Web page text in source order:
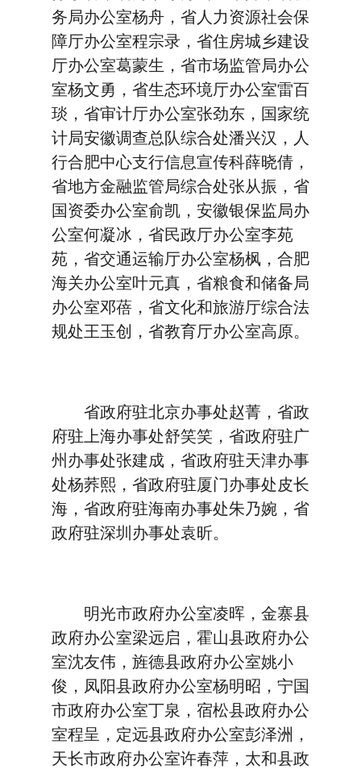
务局办公室杨舟，省人力资源社会保
障厅办公室程宗录，省住房城乡建设
厅办公室葛蒙生，省市场监管局办公
室杨文勇，省生态环境厅办公室雷百
琰，省审计厅办公室张劲东，国家统
计局安徽调查总队综合处潘兴汉，人
行合肥中心支行信息宣传科薛晓倩，
省地方金融监管局综合处张从振，省
国资委办公室俞凯，安徽银保监局办
公室何凝冰，省民政厅办公室李苑
苑，省交通运输厅办公室杨枫，合肥
海关办公室叶元真，省粮食和储备局
办公室邓蓓，省文化和旅游厅综合法
规处王玉创，省教育厅办公室高原。
省政府驻北京办事处赵菁，省政
府驻上海办事处舒笑笑，省政府驻广
州办事处张建成，省政府驻天津办事
处杨荞熙，省政府驻厦门办事处皮长
海，省政府驻海南办事处朱乃婉，省
政府驻深圳办事处袁昕。
明光市政府办公室凌晖，金寨县
政府办公室梁远启，霍山县政府办公
室沈友伟，旌德县政府办公室姚小
俊，凤阳县政府办公室杨明昭，宁国
市政府办公室丁泉，宿松县政府办公
室程呈，定远县政府办公室彭泽洲，
天长市政府办公室许春萍，太和县政